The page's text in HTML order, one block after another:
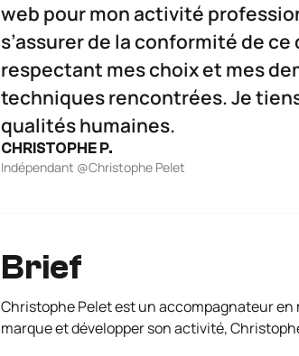
web pour mon activité
s’assurer de la conformité de
respectant mes choix et mes
techniques rencontrées. Je
qualités humaines.
CHRISTOPHE P.
Indépendant @Christophe Pelet
Brief
Christophe Pelet est un accompagnateur en
marque et développer son activité,